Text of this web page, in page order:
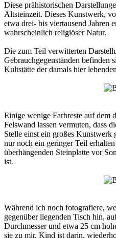
Diese prähistorischen
Altsteinzeit. Dieses Kunstwerk,
etwa drei- bis viertausend Jahren
wahrscheinlich religiöser Natur.
Die zum Teil verwitterten
Gebrauchgegenständen befinden
Kultstätte der damals hier
Einige wenige Farbreste auf dem
Felswand lassen vermuten, dass
Stelle einst ein großes Kunstwerk
nur noch ein geringer Teil
überhängenden Steinplatte vor
ist.
Während ich noch fotografiere,
gegenüber liegenden Tisch hin,
Durchmesser und etwa 25 cm
sie zu mir, Kind ist darin,